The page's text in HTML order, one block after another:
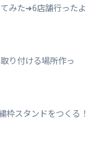
みた➜6店舗行ったよ
り付ける場所作っ
枠スタンドをつくる！